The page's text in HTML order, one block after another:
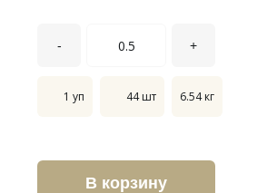
- +
1 уп 44 шт 6.54 кг
В корзину